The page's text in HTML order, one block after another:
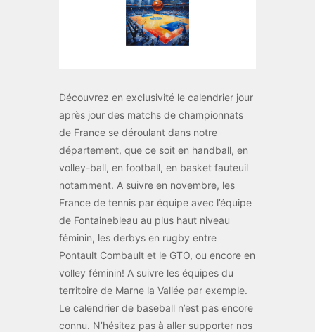
Découvrez en exclusivité le calendrier jour
après jour des matchs de championnats
de France se déroulant dans notre
département, que ce soit en handball, en
volley-ball, en football, en basket fauteuil
notamment. A suivre en novembre, les
France de tennis par équipe avec l’équipe
de Fontainebleau au plus haut niveau
féminin, les derbys en rugby entre
Pontault Combault et le GTO, ou encore en
volley féminin! A suivre les équipes du
territoire de Marne la Vallée par exemple.
Le calendrier de baseball n’est pas encore
connu. N’hésitez pas à aller supporter nos